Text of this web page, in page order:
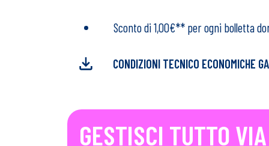
Sconto di 1,00€** per ogni bolletta
CONDIZIONI TECNICO ECONOMICHE
GESTISCI TUTTO